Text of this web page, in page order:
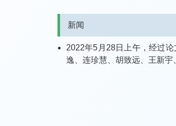
新闻
2022年5月28日上午，经过
逸、连珍慧、胡致远、王新